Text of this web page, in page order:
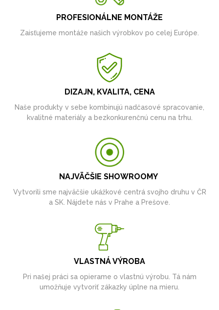
PROFESIONÁLNE MONTÁŽE
Zaisťujeme montáže našich výrobkov po celej Európe.
DIZAJN, KVALITA, CENA
Naše produkty v sebe kombinujú nadčasové spracovanie,
kvalitné materiály a bezkonkurenčnú cenu na trhu.
NAJVÄČŠIE SHOWROOMY
Vytvorili sme najväčšie ukážkové centrá svojho druhu v ČR
a SK. Nájdete nás v Prahe a Prešove.
VLASTNÁ VÝROBA
Pri našej práci sa opierame o vlastnú výrobu. Tá nám
umožňuje vytvoriť zákazky úplne na mieru.